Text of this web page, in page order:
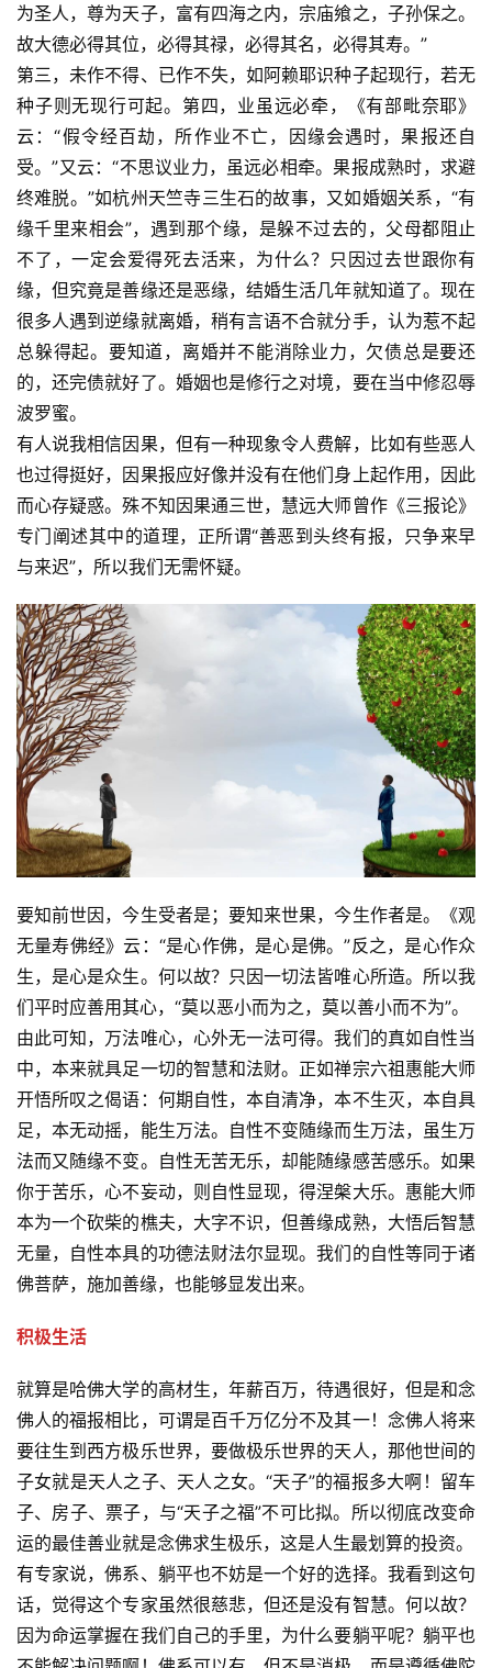
专
题
公
益
慈
善
佛
教
人
物
寺
院
巡
礼
频
纪
录
佛
教
艺
术
政
法
规
免
责
声
明
登录 注册
为圣人，尊为天子，富有四海之内，宗庙飨之，子孙保之。
故大德必得其位，必得其禄，必得其名，必得其寿。”
第三，未作不得、已作不失，如阿赖耶识种子起现行，若无
种子则无现行可起。第四，业虽远必牵，《有部毗奈耶》
云：“假令经百劫，所作业不亡，因缘会遇时，果报还自
受。”又云：“不思议业力，虽远必相牵。果报成熟时，求避
终难脱。”如杭州天竺寺三生石的故事，又如婚姻关系，“有
缘千里来相会”，遇到那个缘，是躲不过去的，父母都阻止
不了，一定会爱得死去活来，为什么？只因过去世跟你有
缘，但究竟是善缘还是恶缘，结婚生活几年就知道了。现在
很多人遇到逆缘就离婚，稍有言语不合就分手，认为惹不起
总躲得起。要知道，离婚并不能消除业力，欠债总是要还
的，还完债就好了。婚姻也是修行之对境，要在当中修忍辱
波罗蜜。
有人说我相信因果，但有一种现象令人费解，比如有些恶人
也过得挺好，因果报应好像并没有在他们身上起作用，因此
而心存疑惑。殊不知因果通三世，慧远大师曾作《三报论》
专门阐述其中的道理，正所谓“善恶到头终有报，只争来早
与来迟”，所以我们无需怀疑。
要知前世因，今生受者是；要知来世果，今生作者是。《观
无量寿佛经》云：“是心作佛，是心是佛。”反之，是心作众
生，是心是众生。何以故？只因一切法皆唯心所造。所以我
们平时应善用其心，“莫以恶小而为之，莫以善小而不为”。
由此可知，万法唯心，心外无一法可得。我们的真如自性当
中，本来就具足一切的智慧和法财。正如禅宗六祖惠能大师
开悟所叹之偈语：何期自性，本自清净，本不生灭，本自具
足，本无动摇，能生万法。自性不变随缘而生万法，虽生万
法而又随缘不变。自性无苦无乐，却能随缘感苦感乐。如果
你于苦乐，心不妄动，则自性显现，得涅槃大乐。惠能大师
本为一个砍柴的樵夫，大字不识，但善缘成熟，大悟后智慧
无量，自性本具的功德法财法尔显现。我们的自性等同于诸
佛菩萨，施加善缘，也能够显发出来。
积极生活
就算是哈佛大学的高材生，年薪百万，待遇很好，但是和念
佛人的福报相比，可谓是百千万亿分不及其一！念佛人将来
要往生到西方极乐世界，要做极乐世界的天人，那他世间的
子女就是天人之子、天人之女。“天子”的福报多大啊！留车
子、房子、票子，与“天子之福”不可比拟。所以彻底改变命
运的最佳善业就是念佛求生极乐，这是人生最划算的投资。
有专家说，佛系、躺平也不妨是一个好的选择。我看到这句
话，觉得这个专家虽然很慈悲，但还是没有智慧。何以故？
因为命运掌握在我们自己的手里，为什么要躺平呢？躺平也